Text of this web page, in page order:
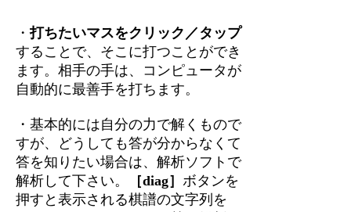
・打ちたいマスをクリック／タップ
することで、そこに打つことができ
ます。相手の手は、コンピュータが
自動的に最善手を打ちます。
・基本的には自分の力で解くもので
すが、どうしても答が分からなくて
答を知りたい場合は、解析ソフトで
解析して下さい。
［diag］ ボタンを
押すと表示される棋譜の文字列を